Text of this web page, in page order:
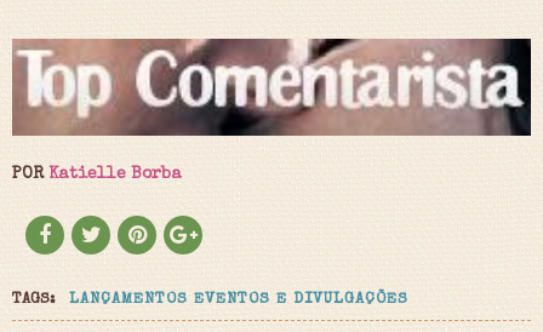
POR Katielle Borba
TAGS: LANÇAMENTOS EVENTOS E DIVULGAÇÕES